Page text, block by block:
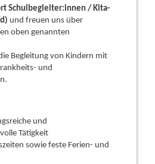
Schulbegleiter:innen / Kita-
und freuen uns über
oben genannten
Begleitung von Kindern mit
und
und
Tätigkeit
sowie feste Ferien- und